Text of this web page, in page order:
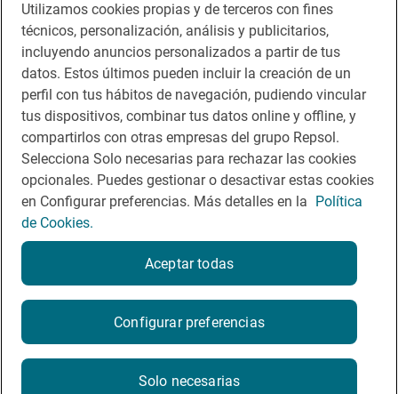
Descárgate la App
App Store Google Play
Guía Repsol
Comer
Viajar
Dormir
Enlaces
Contacto
Sala de prensa
Política de privacidad Política de cookies Nota legal
Condiciones del servicio
Utilizamos cookies propias y de terceros con fines
técnicos, personalización, análisis y publicitarios,
incluyendo anuncios personalizados a partir de tus
datos. Estos últimos pueden incluir la creación de un
perfil con tus hábitos de navegación, pudiendo vincular
tus dispositivos, combinar tus datos online y offline, y
compartirlos con otras empresas del grupo Repsol.
Selecciona Solo necesarias para rechazar las cookies
opcionales. Puedes gestionar o desactivar estas cookies
en Configurar preferencias. Más detalles en la Política
de Cookies.
Configurar preferencias
Solo necesarias
Aceptar todas